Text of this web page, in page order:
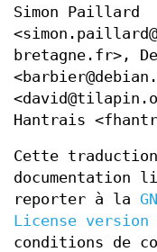
Simon Paillard
bretagne.fr>,
Hantrais
Cette
documentation
reporter à la
License version
conditions de